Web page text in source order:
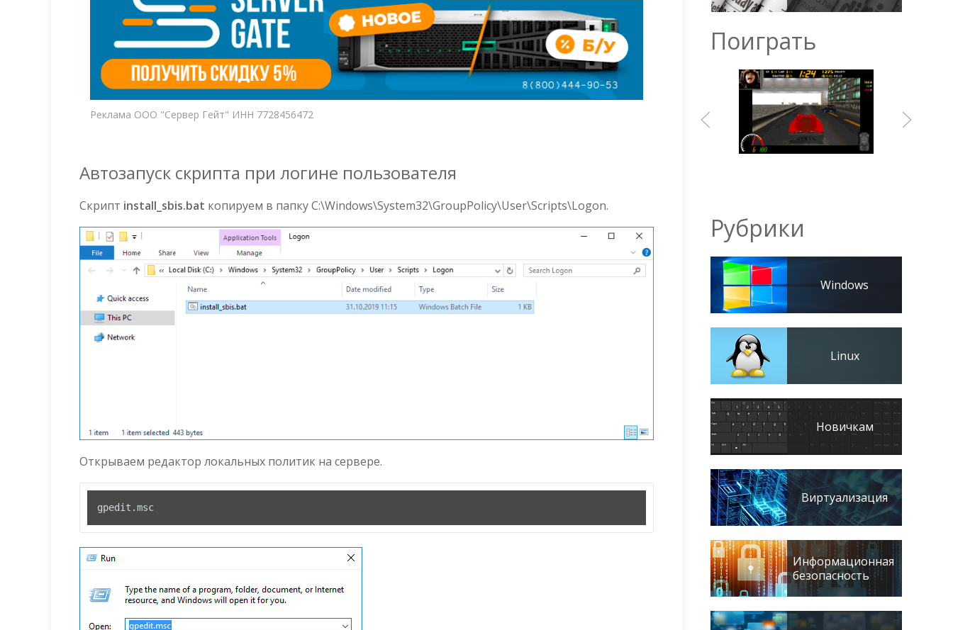
Реклама ООО "Сервер Гейт" ИНН 7728456472
Автозапуск скрипта при логине пользователя
Скрипт install_sbis.bat копируем в папку C:\Windows\System32\GroupPolicy\User\Scripts\Logon.
Открываем редактор локальных политик на сервере.
gpedit.msc
Поиграть
Рубрики
Windows
Linux
Новичкам
Виртуализация
Информационная
безопасность